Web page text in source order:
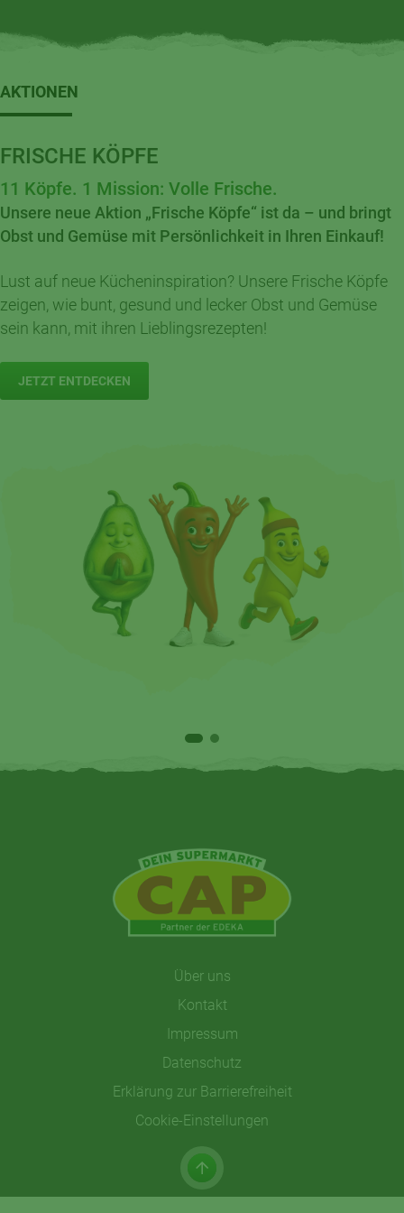
AKTIONEN
FRISCHE KÖPFE
11 Köpfe. 1 Mission: Volle Frische.
Unsere neue Aktion „Frische Köpfe“ ist da – und bringt
Obst und Gemüse mit Persönlichkeit in Ihren Einkauf!
Lust auf neue Kücheninspiration? Unsere Frische Köpfe
zeigen, wie bunt, gesund und lecker Obst und Gemüse
sein kann, mit ihren Lieblingsrezepten!
JETZT ENTDECKEN
Über uns
Kontakt
Impressum
Datenschutz
Erklärung zur Barrierefreiheit
Cookie-Einstellungen